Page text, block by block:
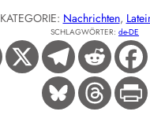
KATEGORIE: Nachrichten,
SCHLAGWÖRTER: de-DE